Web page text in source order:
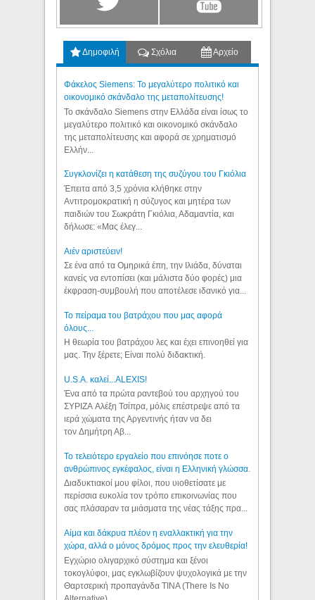
Δημοφιλή Σχόλια Αρχείο
Φάκελος Siemens: Το μεγαλύτερο πολιτικό και
οικονομικό σκάνδαλο της μεταπολίτευσης!
Το σκάνδαλο Siemens στην Ελλάδα είναι ίσως το
μεγαλύτερο πολιτικό και οικονομικό σκάνδαλο
της μεταπολίτευσης και αφορά σε χρηματισμό
Ελλήν...
Συγκλονίζει η κατάθεση της συζύγου του Γκιόλια
Έπειτα από 3,5 χρόνια κλήθηκε στην
Αντιτρομοκρατική η σύζυγος και μητέρα των
παιδιών του Σωκράτη Γκιόλια, Αδαμαντία, και
δήλωσε: «Μας έλεγ...
Aιέν αριστεύειν!
Σε ένα από τα Ομηρικά έπη, την Ιλιάδα, δύναται
κανείς να εντοπίσει (και μάλιστα δύο φορές) μια
έκφραση-συμβουλή που αποτέλεσε ιδανικό για...
Το πείραμα του βατράχου που μας αφορά
όλους...
Η θεωρία του βατράχου λες και έχει επινοηθεί για
μας. Την ξέρετε; Είναι πολύ διδακτική.
U.S.A. καλεί...ALEXIS!
Ένα από τα πρώτα ραντεβού του αρχηγού του
ΣΥΡΙΖΑ Αλέξη Τσίπρα, μόλις επέστρεψε από τα
ιερά χώματα της Αργεντινής ήταν να δει
τον Δημήτρη Αβ...
Το τελειότερο εργαλείο που επινόησε ποτε ο
ανθρώπινος εγκέφαλος, είναι η Ελληνική γλώσσα.
Διαδυκτιακοί μου φίλοι, που υιοθετίσατε με
περίσσια ευκολία τον τρόπο επικοινωνίας που
σας πλάσαραν τα μιάσματα της νέας τάξης πρα...
Αίμα και δάκρυα πλέον η εναλλακτική για την
χώρα, αλλά ο μόνος δρόμος προς την ελευθερία!
Εγχώριο ολιγαρχικό σύστημα και ξένοι
τοκογλύφοι, μας εγκλωβίζουν ψυχολογικά με την
Θαρτσερική προπαγάνδα TINA (There Is No